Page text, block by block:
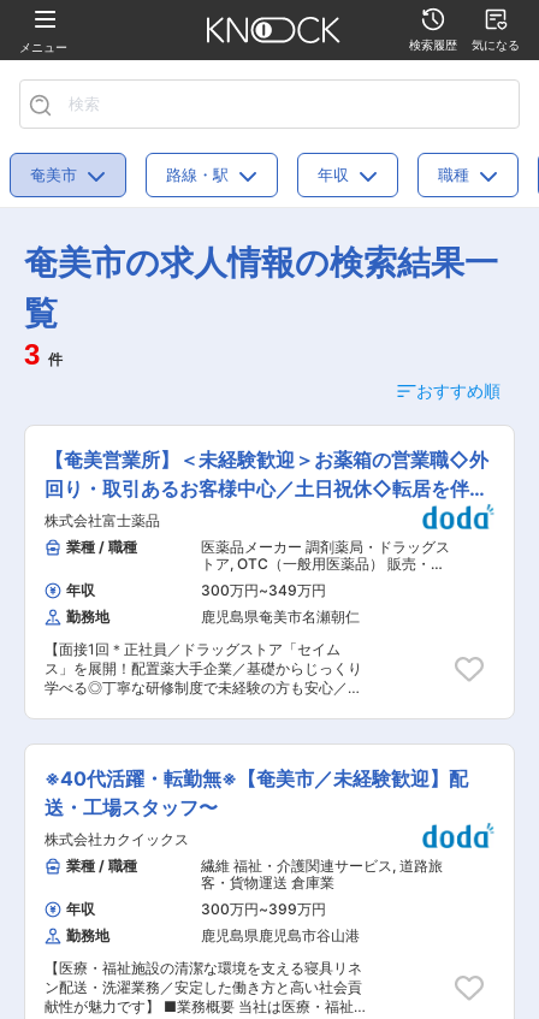
メニュー 検索履歴 気になる
奄美市 路線・駅 年収 職種
奄美市の求人情報の検索結果一
覧
3 件
おすすめ順
【奄美営業所】＜未経験歓迎＞お薬箱の営業職◇外
回り・取引あるお客様中心／土日祝休◇転居を伴う
転勤無
株式会社富士薬品
業種 / 職種
医薬品メーカー 調剤薬局・ドラッグス
トア, OTC（一般用医薬品） 販売・接
客・売り場担当
年収 300万円~349万円
勤務地
鹿児島県奄美市名瀬朝仁
【面接1回＊正社員／ドラッグストア「セイム
ス」を展開！配置薬大手企業／基礎からじっくり
学べる◎丁寧な研修制度で未経験の方も安心／残
箱）や健康食品の提案をお任せします。 ※既に、
取引のあるお客様先を訪問するスタイルです。 ＜
仕事の流れ＞ 配置薬や健康食品、サプリメントの
使用頻度に合わせて、1〜6ヵ月に1回程度のペー
スでお客様宅を訪問 ※社用車（軽自動車）に乗っ
て、1日あたり16〜18軒程のお客様宅へ訪問をし
ます。 ・配置薬や健康食品の期限管理 ・使った
分の配置薬を補充 ・使用したお薬代金の集金 ・
健康相談、新商品・サービスのご提案 など ※一
部、新たに配置薬を置いていただくお客様への訪
問があります。 └配置薬は無料でおけるので、お
客様も抵抗なく置いてくれる製品です。 ■未経験
の方も安心！充実した研修制度： ・入社直後〜2
週間 ： OJT形式で、薬の種類や成分など基礎知
識を身につけます。 ・入社2週間〜1カ月 ： 先輩
※40代活躍・転勤無※【奄美市／未経験歓迎】配
送・工場スタッフ〜
株式会社カクイックス
業種 / 職種
繊維 福祉・介護関連サービス, 道路旅
客・貨物運送 倉庫業
年収
300万円~399万円
勤務地
鹿児島県鹿児島市谷山港
【医療・福祉施設の清潔な環境を支える寝具リネ
ン配送・洗濯業務／安定した働き方と高い社会貢
献性が魅力です】 ■業務概要 当社は医療・福祉